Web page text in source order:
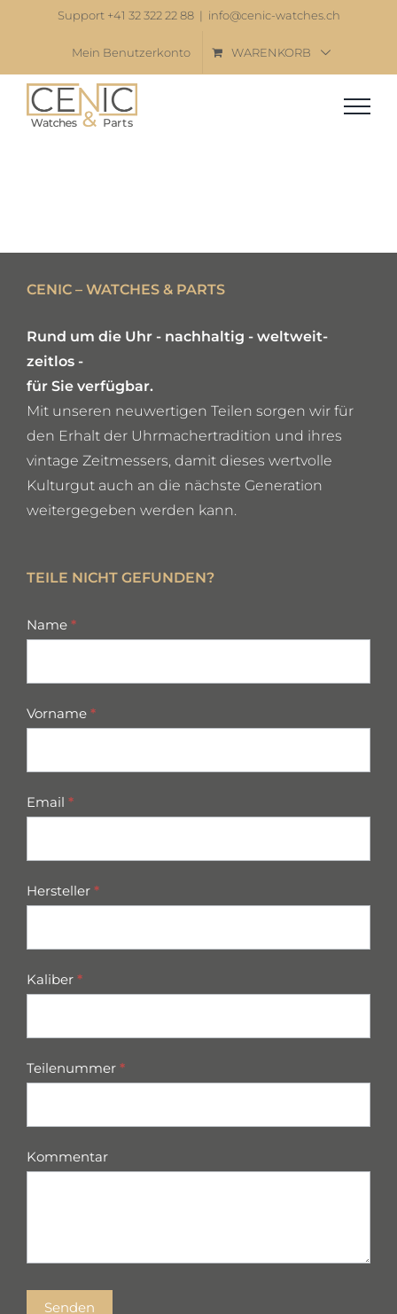
Support +41 32 322 22 88 | info@cenic-watches.ch
Mein Benutzerkonto WARENKORB
CENIC – WATCHES & PARTS
Rund um die Uhr - nachhaltig - weltweit-
zeitlos -
für Sie verfügbar.
Mit unseren neuwertigen Teilen sorgen wir für
den Erhalt der Uhrmachertradition und ihres
vintage Zeitmessers, damit dieses wertvolle
Kulturgut auch an die nächste Generation
weitergegeben werden kann.
TEILE NICHT GEFUNDEN?
missing
Name *
Vorname *
Email *
Hersteller *
Kaliber *
Teilenummer *
Kommentar
Senden